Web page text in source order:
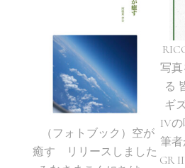
（フォトブック）空が
癒す リリースしました
写
る
ギ
IVの
筆
GR